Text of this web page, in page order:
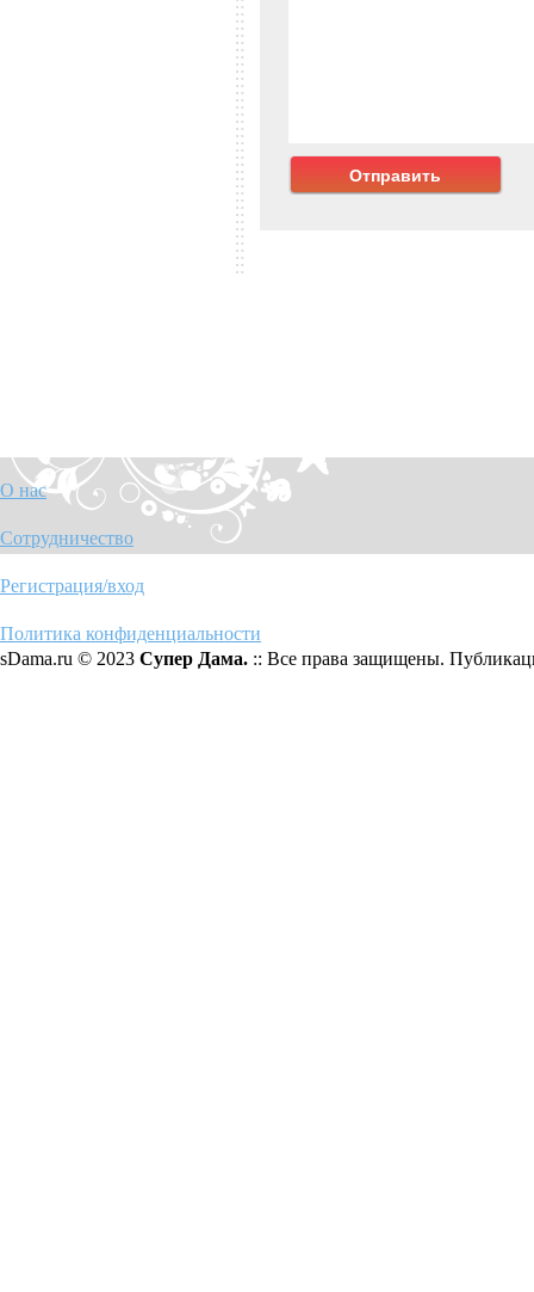
О нас
Сотрудничество
Регистрация/вход
Политика конфиденциальности
sDama.ru © 2023 Супер Дама. :: Все права защищены.